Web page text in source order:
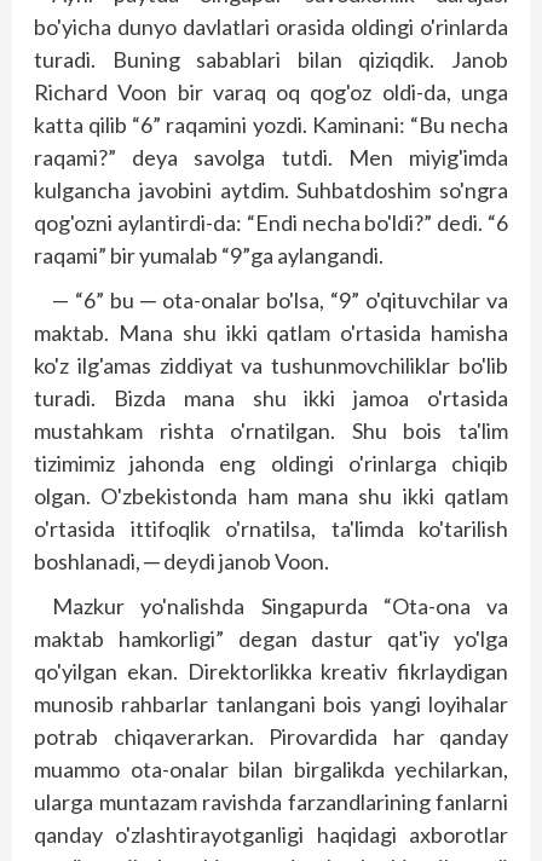
bo'yicha dunyo davlatlari orasida oldingi o'rinlarda
turadi. Buning sabablari bilan qiziqdik. Janob
Richard Voon bir varaq oq qog'oz oldi-da, unga
katta qilib “6” raqamini yozdi. Kaminani: “Bu necha
raqami?” deya savolga tutdi. Men miyig'imda
kulgancha javobini aytdim. Suhbatdoshim so'ngra
qog'ozni aylantirdi-da: “Endi necha bo'ldi?” dedi. “6
raqami” bir yumalab “9”ga aylangandi.
— “6” bu ─ ota-onalar bo'lsa, “9” o'qituvchilar va
maktab. Mana shu ikki qatlam o'rtasida hamisha
ko'z ilg'amas ziddiyat va tushunmovchiliklar bo'lib
turadi. Bizda mana shu ikki jamoa o'rtasida
mustahkam rishta o'rnatilgan. Shu bois ta'lim
tizimimiz jahonda eng oldingi o'rinlarga chiqib
olgan. O'zbekistonda ham mana shu ikki qatlam
o'rtasida ittifoqlik o'rnatilsa, ta'limda ko'tarilish
boshlanadi, ─ deydi janob Voon.
Mazkur yo'nalishda Singapurda “Ota-ona va
maktab hamkorligi” degan dastur qat'iy yo'lga
qo'yilgan ekan. Direktorlikka kreativ fikrlaydigan
munosib rahbarlar tanlangani bois yangi loyihalar
potrab chiqaverarkan. Pirovardida har qanday
muammo ota-onalar bilan birgalikda yechilarkan,
ularga muntazam ravishda farzandlarining fanlarni
qanday o'zlashtirayotganligi haqidagi axborotlar